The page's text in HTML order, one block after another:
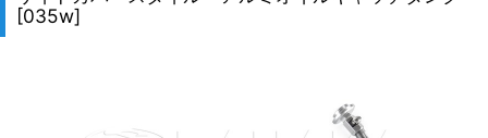
[035w]